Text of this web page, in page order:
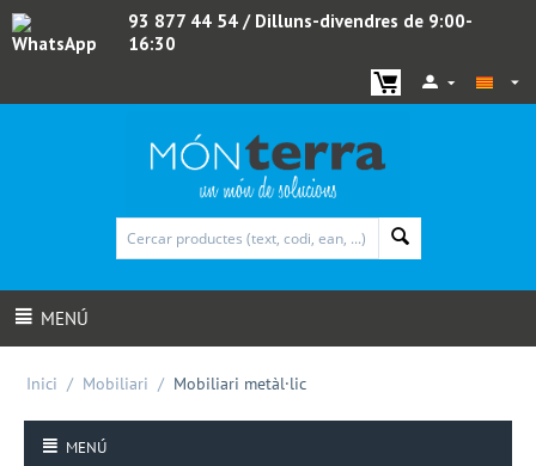
WhatsApp
93 877 44 54 / Dilluns-divendres de 9:00-
16:30
MENÚ
Inici / Mobiliari / Mobiliari metàl·lic
MENÚ